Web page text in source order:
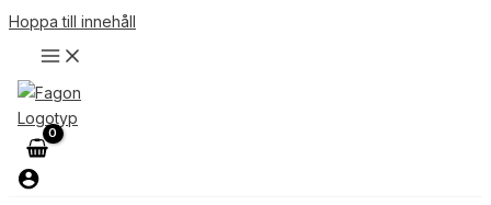
Hoppa till innehåll